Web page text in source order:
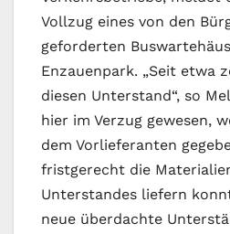
Vollzug eines von den
geforderten
Enzauenpark. „Seit etwa
diesen Unterstand“, so
hier im Verzug gewesen,
dem Vorlieferanten
fristgerecht die
Unterstandes liefern
neue überdachte